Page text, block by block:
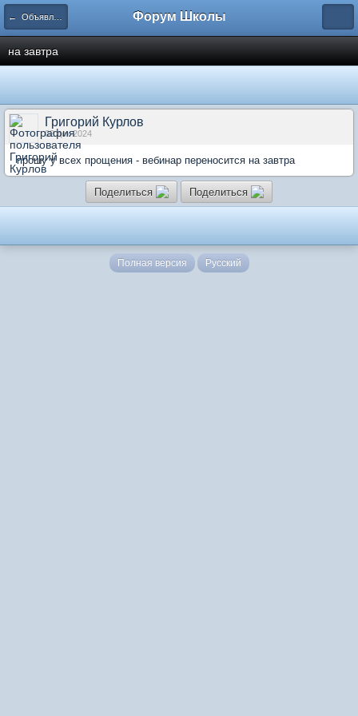
← Объявления Форум Школы
на завтра
Григорий Курлов
02 дек 2024
прошу у всех прощения - вебинар переносится на завтра
Поделиться Поделиться
Полная версия Русский